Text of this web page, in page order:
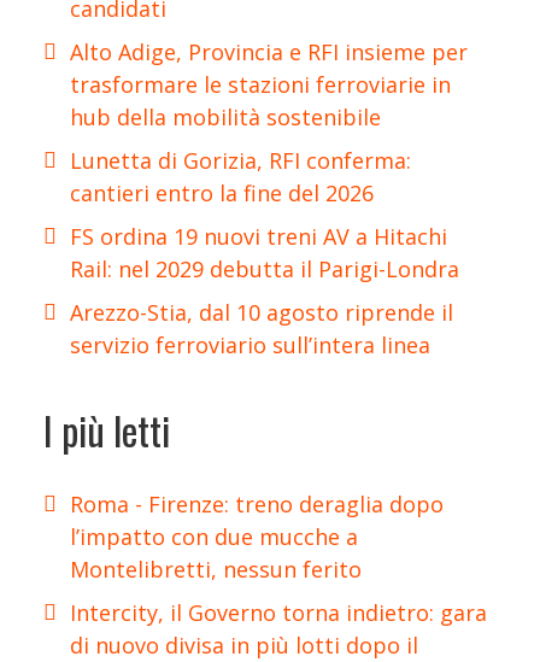
candidati
Alto Adige, Provincia e RFI insieme per
trasformare le stazioni ferroviarie in
hub della mobilità sostenibile
Lunetta di Gorizia, RFI conferma:
cantieri entro la fine del 2026
FS ordina 19 nuovi treni AV a Hitachi
Rail: nel 2029 debutta il Parigi-Londra
Arezzo-Stia, dal 10 agosto riprende il
servizio ferroviario sull’intera linea
I più letti
Roma - Firenze: treno deraglia dopo
l’impatto con due mucche a
Montelibretti, nessun ferito
Intercity, il Governo torna indietro: gara
di nuovo divisa in più lotti dopo il